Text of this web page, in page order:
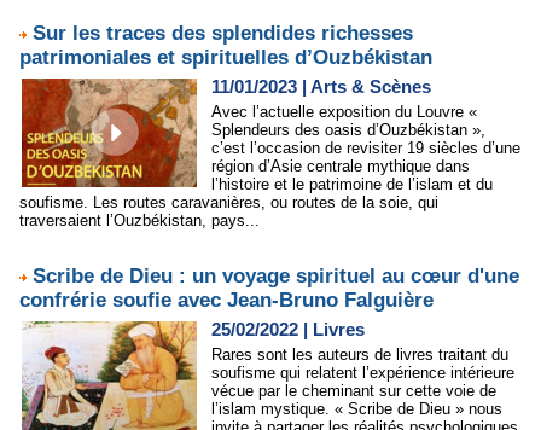
Sur les traces des splendides richesses
patrimoniales et spirituelles d’Ouzbékistan
11/01/2023 | Arts & Scènes
Avec l’actuelle exposition du Louvre «
Splendeurs des oasis d’Ouzbékistan »,
c’est l’occasion de revisiter 19 siècles d’une
région d’Asie centrale mythique dans
l’histoire et le patrimoine de l’islam et du
soufisme. Les routes caravanières, ou routes de la soie, qui
traversaient l’Ouzbékistan, pays...
Scribe de Dieu : un voyage spirituel au cœur d'une
confrérie soufie avec Jean-Bruno Falguière
25/02/2022 | Livres
Rares sont les auteurs de livres traitant du
soufisme qui relatent l’expérience intérieure
vécue par le cheminant sur cette voie de
l’islam mystique. « Scribe de Dieu » nous